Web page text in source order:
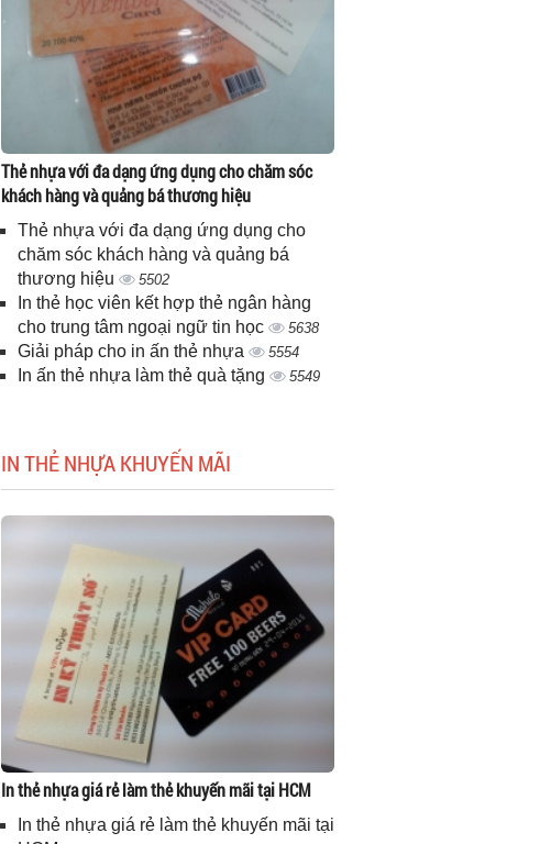
Thẻ nhựa với đa dạng ứng dụng cho chăm sóc
khách hàng và quảng bá thương hiệu
Thẻ nhựa với đa dạng ứng dụng cho
chăm sóc khách hàng và quảng bá
thương hiệu
5502
In thẻ học viên kết hợp thẻ ngân hàng
cho trung tâm ngoại ngữ tin học
5638
Giải pháp cho in ấn thẻ nhựa 5554
In ấn thẻ nhựa làm thẻ quà tặng 5549
IN THẺ NHỰA KHUYẾN MÃI
In thẻ nhựa giá rẻ làm thẻ khuyến mãi tại HCM
In thẻ nhựa giá rẻ làm thẻ khuyến mãi tại